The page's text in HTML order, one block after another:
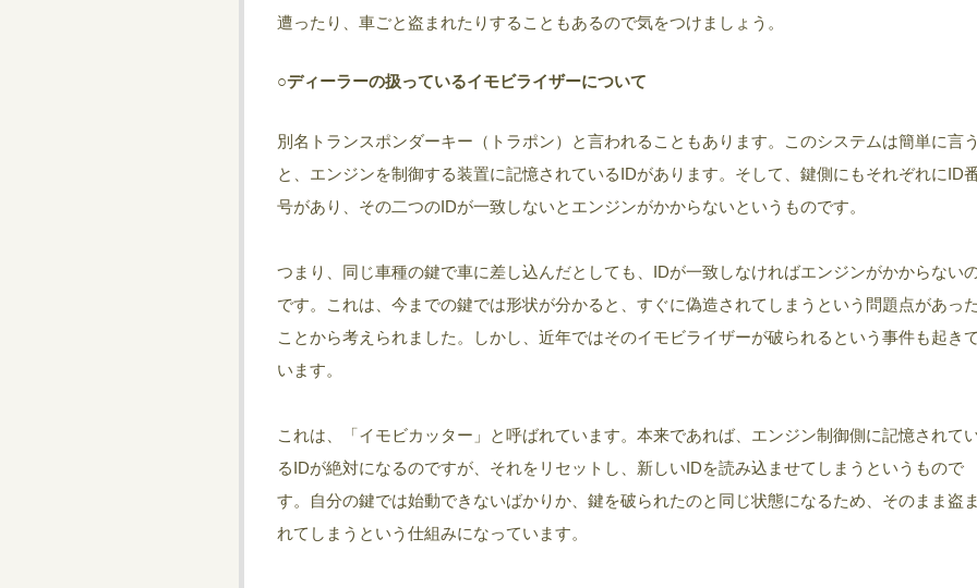
遭ったり、車ごと盗まれたりすることもあるので気をつけましょう。
○ディーラーの扱っているイモビライザーについて
別名トランスポンダーキー（トラポン）と言われることもあります。このシステムは簡単に言
と、エンジンを制御する装置に記憶されているIDがあります。そして、鍵側にもそれぞれにID
号があり、その二つのIDが一致しないとエンジンがかからないというものです。
つまり、同じ車種の鍵で車に差し込んだとしても、IDが一致しなければエンジンがかからない
です。これは、今までの鍵では形状が分かると、すぐに偽造されてしまうという問題点があっ
ことから考えられました。しかし、近年ではそのイモビライザーが破られるという事件も起き
います。
これは、「イモビカッター」と呼ばれています。本来であれば、エンジン制御側に記憶されて
るIDが絶対になるのですが、それをリセットし、新しいIDを読み込ませてしまうというもので
す。自分の鍵では始動できないばかりか、鍵を破られたのと同じ状態になるため、そのまま盗
れてしまうという仕組みになっています。